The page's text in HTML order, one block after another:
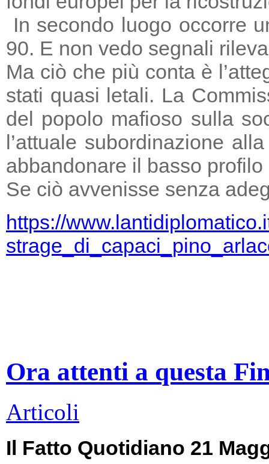
In secondo luogo occorre
90. E non vedo segnali
Ma ciò che più conta è
stati quasi letali. La
del popolo mafioso sulla
l’attuale subordinazione
abbandonare il basso
Se ciò avvenisse senza
https://
Ora attenti a questa
Articoli
Il Fatto Quotidiano 21